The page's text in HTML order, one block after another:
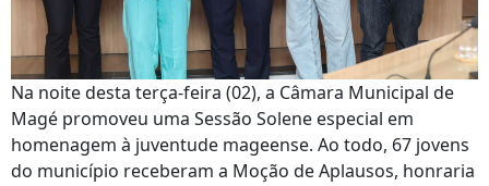
Na noite desta terça-feira (02), a Câmara Municipal de
Magé promoveu uma Sessão Solene especial em
homenagem à juventude mageense. Ao todo, 67 jovens
do município receberam a Moção de Aplausos, honraria